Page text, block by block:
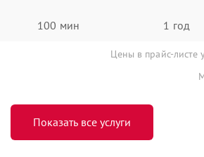
100 мин 1 год
Цены в прайс-листе
Показать все услуги